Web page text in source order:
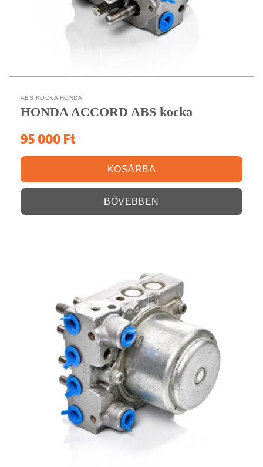
ABS KOCKA HONDA
HONDA ACCORD ABS kocka
95 000 Ft
KOSÁRBA
BŐVEBBEN